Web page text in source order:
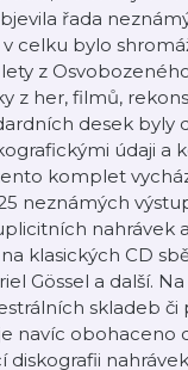
řada
celku bylo
z
z her, filmů,
desek byly
údaji a
komplet
neznámých
nahrávek
klasických CD
Gössel a další.
skladeb či
navíc obohaceno
diskografii nahrávek